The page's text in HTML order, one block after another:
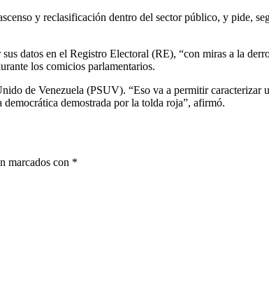
y reclasificación dentro del sector público, y pide,
datos en el Registro Electoral (RE), “con miras a la
los comicios parlamentarios.
de Venezuela (PSUV). “Eso va a permitir caracterizar
demostrada por la tolda roja”, afirmó.
marcados con *